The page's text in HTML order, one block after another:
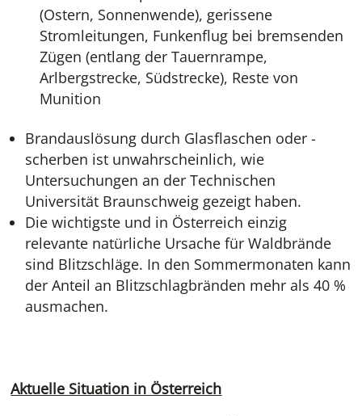
(Ostern, Sonnenwende), gerissene
Stromleitungen, Funkenflug bei bremsenden
Zügen (entlang der Tauernrampe,
Arlbergstrecke, Südstrecke), Reste von
Munition
Brandauslösung durch Glasflaschen oder -
scherben ist unwahrscheinlich, wie
Untersuchungen an der Technischen
Universität Braunschweig gezeigt haben.
Die wichtigste und in Österreich einzig
relevante natürliche Ursache für Waldbrände
sind Blitzschläge. In den Sommermonaten kann
der Anteil an Blitzschlagbränden mehr als 40 %
ausmachen.
Aktuelle Situation in Österreich